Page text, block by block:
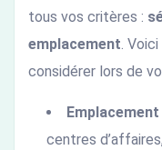
tous vos critères :
emplacement.
considérer lors de
Emplacement
centres